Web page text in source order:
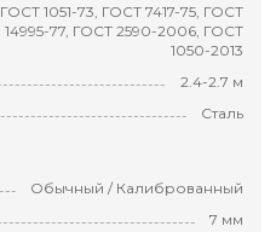
ГОСТ 1051-73, ГОСТ 7417-75, ГОСТ
14995-77, ГОСТ 2590-2006, ГОСТ
1050-2013
2.4-2.7 м
Сталь
Обычный / Калиброванный
7 мм